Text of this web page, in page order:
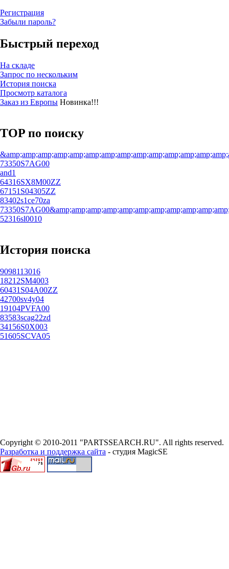
Регистрация
Забыли пароль?
Быстрый переход
На складе
Запрос по нескольким
История поиска
Просмотр каталога
Заказ из Европы Новинка!!!
TOP по поиску
73350S7AG00
and1
64316SX8M00ZZ
67151S04305ZZ
83402s1ce70za
52316sl0010
История поиска
9098113016
18212SM4003
60431S04A00ZZ
42700sv4y04
19104PVFA00
83583scag22zd
34156S0X003
51605SCVA05
Copyright © 2010-2011 "PARTSSEARCH.RU". All rights reserved.
Разработка и поддержка сайта - студия MagicSE